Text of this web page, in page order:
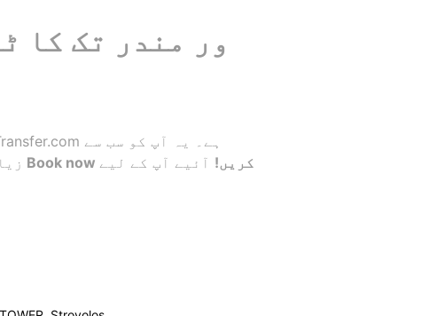
ابھی Book now کریں! آئیے آپ کے لیے